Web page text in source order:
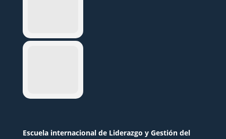
Escuela internacional de Liderazgo y Gestión del